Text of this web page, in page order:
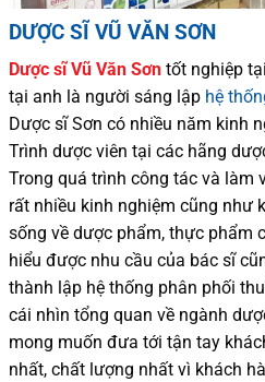
DƯỢC SĨ VŨ VĂN SƠN
Dược sĩVũ Văn Sơn tốt nghiệp
tại anh là người sáng lập hệ
Dược sĩSơn có nhiều năm kinh
Trình dược viên tại các hãng
Trong quá trình công tác và làm
rất nhiều kinh nghiệm cũng như
sống về dược phẩm, thực phẩm
hiểu được nhu cầu của bác sĩ
thành lập hệ thống phân phối
cái nhìn tổng quan về ngành
mong muốn đưa tới tận tay
nhất, chất lượng nhất vì khách